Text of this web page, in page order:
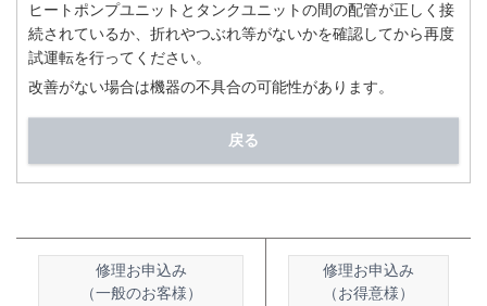
ヒートポンプユニットとタンクユニットの間の配管が正しく接
続されているか、折れやつぶれ等がないかを確認してから再度
試運転を行ってください。
改善がない場合は機器の不具合の可能性があります。
戻る
修理お申込み
（一般のお客様）
修理お申込み
（お得意様）